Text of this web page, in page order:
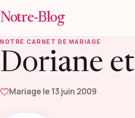
Notre-Blog
NOTRE CARNET DE MARIAGE
Doriane
Mariage le 13 juin 2009